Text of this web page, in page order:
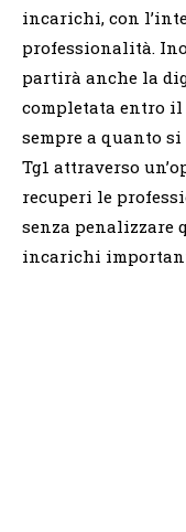
incarichi, con
professionalità.
partirà anche la
completata entro il
sempre a quanto si
Tg1 attraverso
recuperi le
senza penalizzare
incarichi